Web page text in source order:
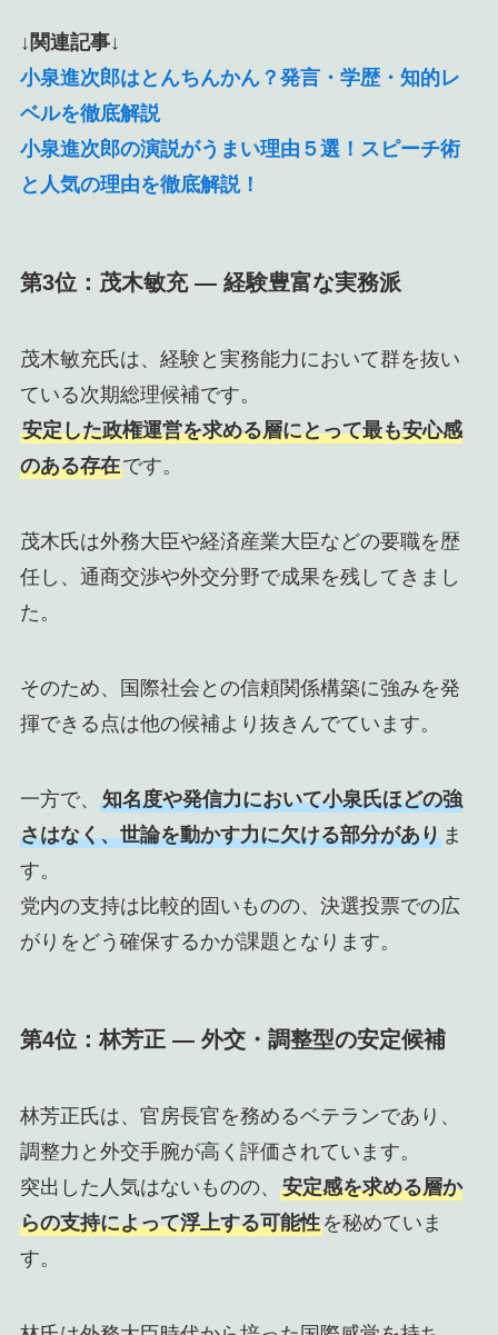
↓関連記事↓
小泉進次郎はとんちんかん？発言・学歴・知的レ
ベルを徹底解説
小泉進次郎の演説がうまい理由５選！スピーチ術
と人気の理由を徹底解説！
第3位：茂木敏充 ― 経験豊富な実務派
茂木敏充氏は、経験と実務能力において群を抜い
ている次期総理候補です。
安定した政権運営を求める層にとって最も安心感
のある存在です。
茂木氏は外務大臣や経済産業大臣などの要職を歴
任し、通商交渉や外交分野で成果を残してきまし
た。
そのため、国際社会との信頼関係構築に強みを発
揮できる点は他の候補より抜きんでています。
一方で、 知名度や発信力において小泉氏ほどの強
さはなく、世論を動かす力に欠ける部分がありま
す。
党内の支持は比較的固いものの、決選投票での広
がりをどう確保するかが課題となります。
第4位：林芳正 ― 外交・調整型の安定候補
林芳正氏は、官房長官を務めるベテランであり、
調整力と外交手腕が高く評価されています。
突出した人気はないものの、 安定感を求める層か
らの支持によって浮上する可能性を秘めていま
す。